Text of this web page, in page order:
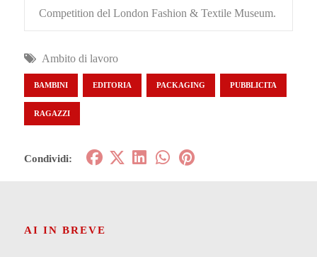
Competition del London Fashion & Textile Museum.
Ambito di lavoro
BAMBINI EDITORIA PACKAGING PUBBLICITA
RAGAZZI
Condividi:
AI IN BREVE